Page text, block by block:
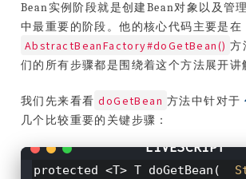
Bean实例阶段就是创建Bean对象以及管
中最重要的阶段。他的核心代码主要是在
AbstractBeanFactory#doGetBean() 方
们的所有步骤都是围绕着这个方法展开讲
我们先来看看 doGetBean 方法中针对于
几个比较重要的关键步骤：
protected <T> T doGetBean (